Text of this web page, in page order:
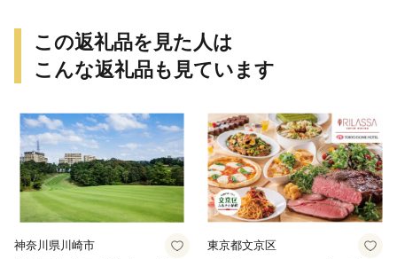
この返礼品を見た人は
こんな返礼品も見ています
神奈川県川崎市 東京都文京区